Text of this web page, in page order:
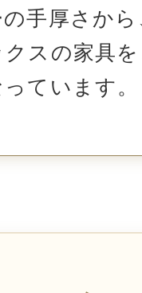
手厚さから
スの家具
ています。